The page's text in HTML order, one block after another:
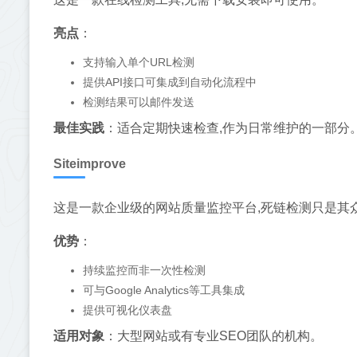
亮点 ：
支持输入单个URL检测
提供API接口可集成到自动化流程中
检测结果可以邮件发送
最佳实践 ：适合定期快速检查,作为日常维护的一部分。
Siteimprove
这是一款企业级的网站质量监控平台,死链检测只是其
优势 ：
持续监控而非一次性检测
可与Google Analytics等工具集成
提供可视化仪表盘
适用对象 ：大型网站或有专业SEO团队的机构。